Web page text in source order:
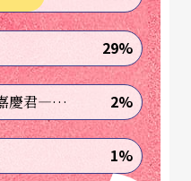
國為中心興起，但它
萊茵黃金》中，華格
）的降E大調表現
最大的特色，在於重覆
加以改變來呈現和諧
時間從一種風格轉換
29%
《轉生到異世界成為嘉慶君—發現我的祖先是詐騙集團!?》 2%
1%